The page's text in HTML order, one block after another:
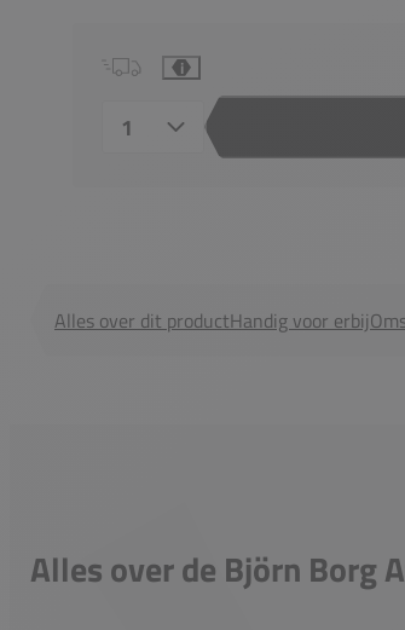
i
Alles over dit productHandig voor erbij
Alles over de Björn Borg